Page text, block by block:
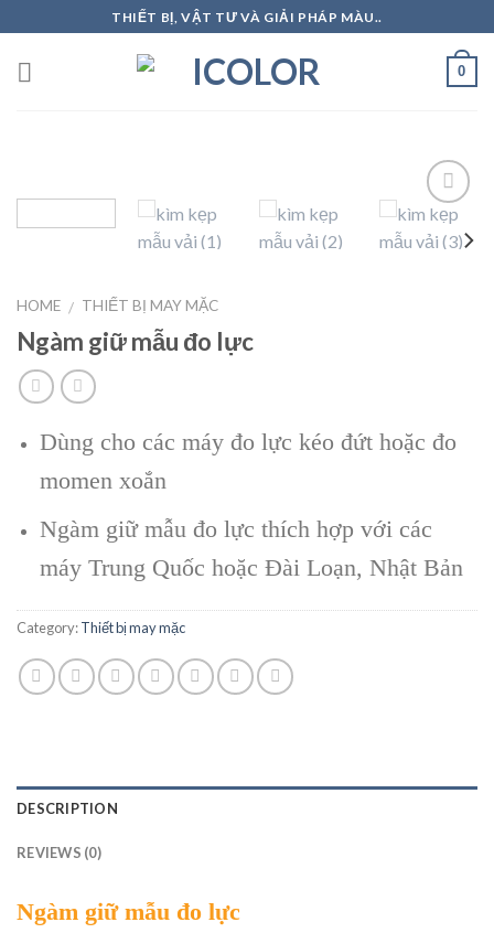
to
content
THIẾT BỊ, VẬT TƯ VÀ GIẢI PHÁP MÀU..
0
HOME / THIẾT BỊ MAY MẶC
Ngàm giữ mẫu đo lực
Dùng cho các máy đo lực kéo đứt hoặc đo
momen xoắn
Ngàm giữ mẫu đo lực thích hợp với các
máy Trung Quốc hoặc Đài Loạn, Nhật Bản
Category:Thiết bị may mặc
DESCRIPTION
REVIEWS (0)
Ngàm giữ mẫu đo lực